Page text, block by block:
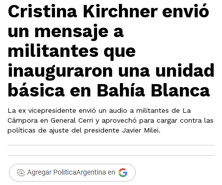
Cristina Kirchner envió
un mensaje a
militantes que
inauguraron una unidad
básica en Bahía Blanca
La ex vicepresidente envió un audio a militantes de La
Cámpora en General Cerri y aprovechó para cargar contra las
políticas de ajuste del presidente Javier Milei.